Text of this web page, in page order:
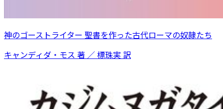
神のゴーストライター 聖書を作った古代ローマの奴隷たち
キャンディダ・モス 著 ／ 標珠実 訳